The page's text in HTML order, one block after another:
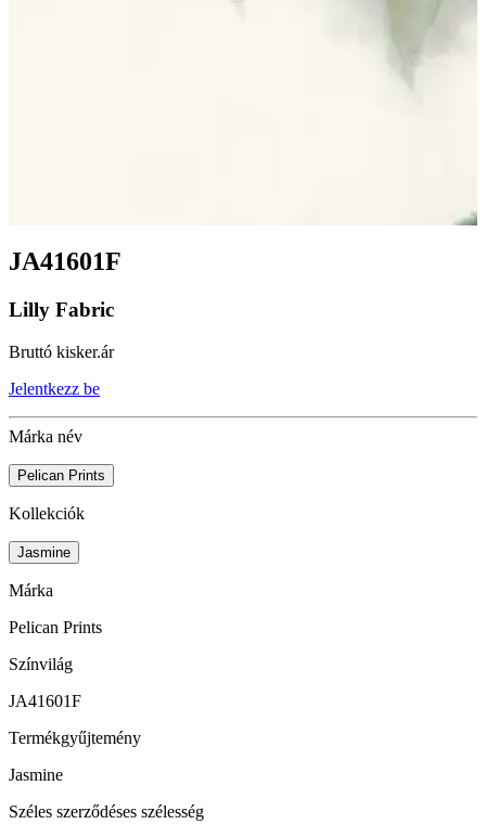
JA41601F
Lilly Fabric
Bruttó kisker.ár
Jelentkezz be
Márka név
Pelican Prints
Kollekciók
Jasmine
Márka
Pelican Prints
Színvilág
JA41601F
Termékgyűjtemény
Jasmine
Széles szerződéses szélesség